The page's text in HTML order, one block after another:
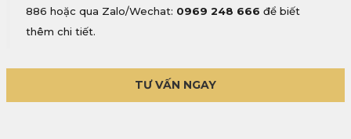
886 hoặc qua Zalo/Wechat: 0969 248 666 để biết
thêm chi tiết.
TƯ VẤN NGAY